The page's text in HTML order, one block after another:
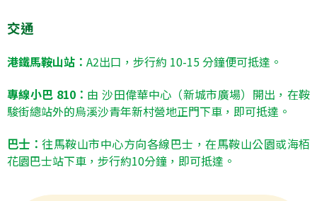
交通
港鐵馬鞍山站 ： A2出口，步行約 10-15 分鐘便可抵達 。
專線小巴 810： 由沙田偉華中心（新城市廣場）開出 ，在鞍
駿街總站外的烏溪沙青年新村營地正門下車，即可抵達。
巴士：往馬鞍山市中心方向各線巴士，在馬鞍山公園或海栢
花園巴士站下車，步行約10分鐘，即可抵達。